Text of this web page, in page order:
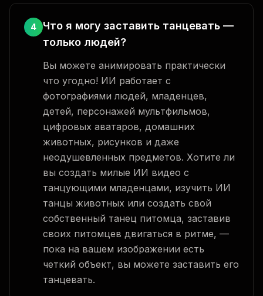
4
Что я могу заставить танцевать —
только людей?
Вы можете анимировать практически
что угодно! ИИ работает с
фотографиями людей, младенцев,
детей, персонажей мультфильмов,
цифровых аватаров, домашних
животных, рисунков и даже
неодушевленных предметов. Хотите ли
вы создать милые ИИ видео с
танцующими младенцами, изучить ИИ
танцы животных или создать свой
собственный танец питомца, заставив
своих питомцев двигаться в ритме, —
пока на вашем изображении есть
четкий объект, вы можете заставить его
танцевать.